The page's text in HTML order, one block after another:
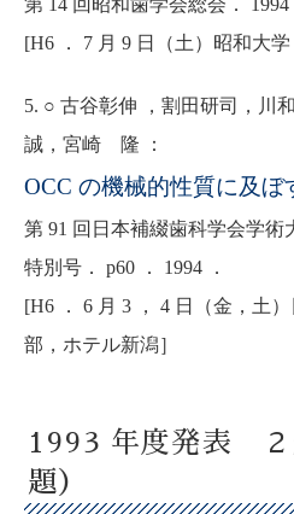
第 14 回昭和歯学会総会． 1994
[H6 ． 7 月 9 日（土）昭和大学
5. ○ 古谷彰伸 ，割田研司，川
誠，宮崎 隆 ：
OCC の機械的性質に及ぼ
第 91 回日本補綴歯科学会学術
特別号． p60 ． 1994 ．
[H6 ． 6 月 3 ， 4 日（金，土
部，ホテル新潟］
1993 年度発表
題）